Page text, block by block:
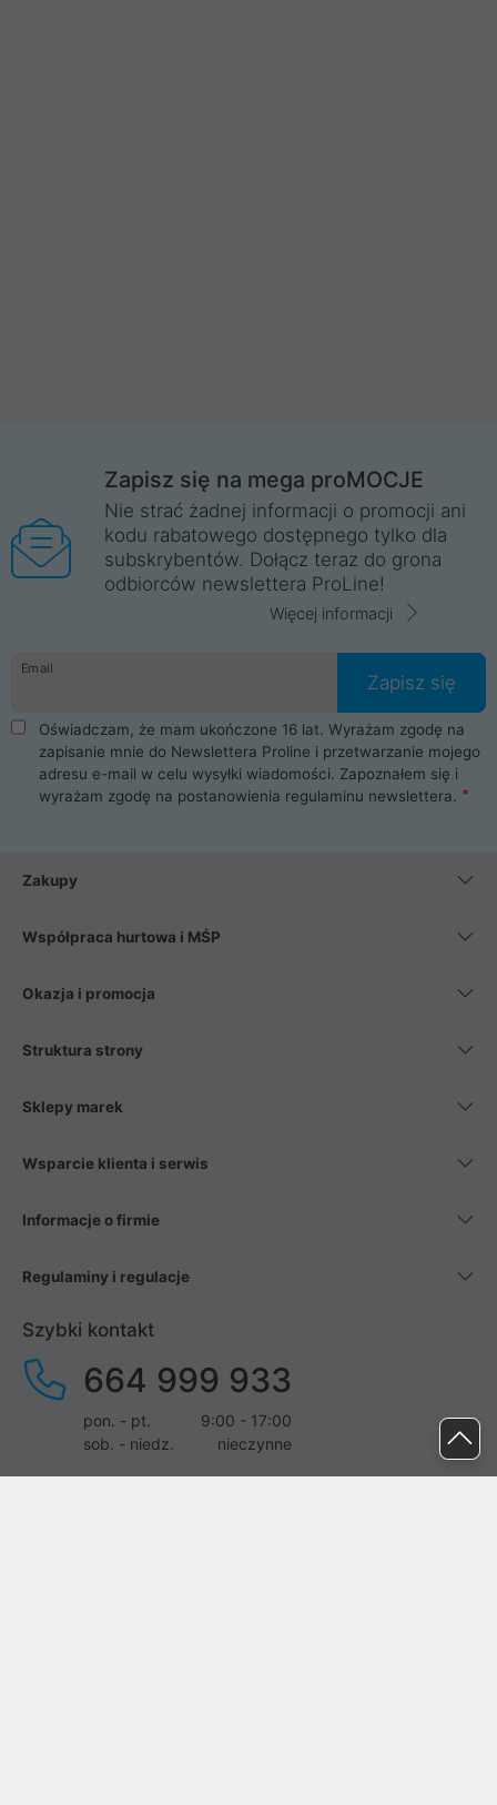
Zapisz się na mega proMOCJE
Nie strać żadnej informacji o promocji ani
kodu rabatowego dostępnego tylko dla
subskrybentów. Dołącz teraz do grona
odbiorców newslettera ProLine!
Więcej informacji
Email
Zapisz się
Oświadczam, że mam ukończone 16 lat. Wyrażam zgodę na
zapisanie mnie do Newslettera Proline i przetwarzanie mojego
adresu e-mail w celu wysyłki wiadomości. Zapoznałem się i
wyrażam zgodę na postanowienia regulaminu newslettera.
Zakupy
Współpraca hurtowa i MŚP
Okazja i promocja
Struktura strony
Sklepy marek
Wsparcie klienta i serwis
Informacje o firmie
Regulaminy i regulacje
Szybki kontakt
664 999 933
pon. - pt.
9:00 - 17:00
sob. - niedz.
nieczynne